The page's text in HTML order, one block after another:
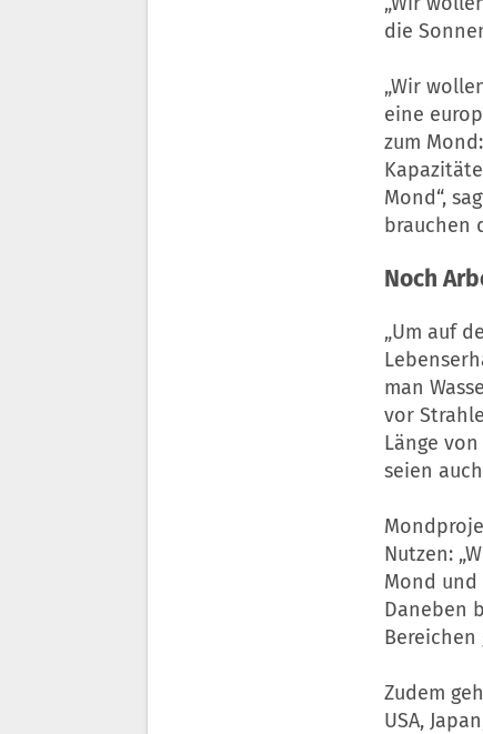
die
„Wir
eine
zum
Mond“,
brauchen
Noch
„Um auf
man
vor
Länge
seien
Nutzen:
Mond und
Daneben
Zudem
USA,